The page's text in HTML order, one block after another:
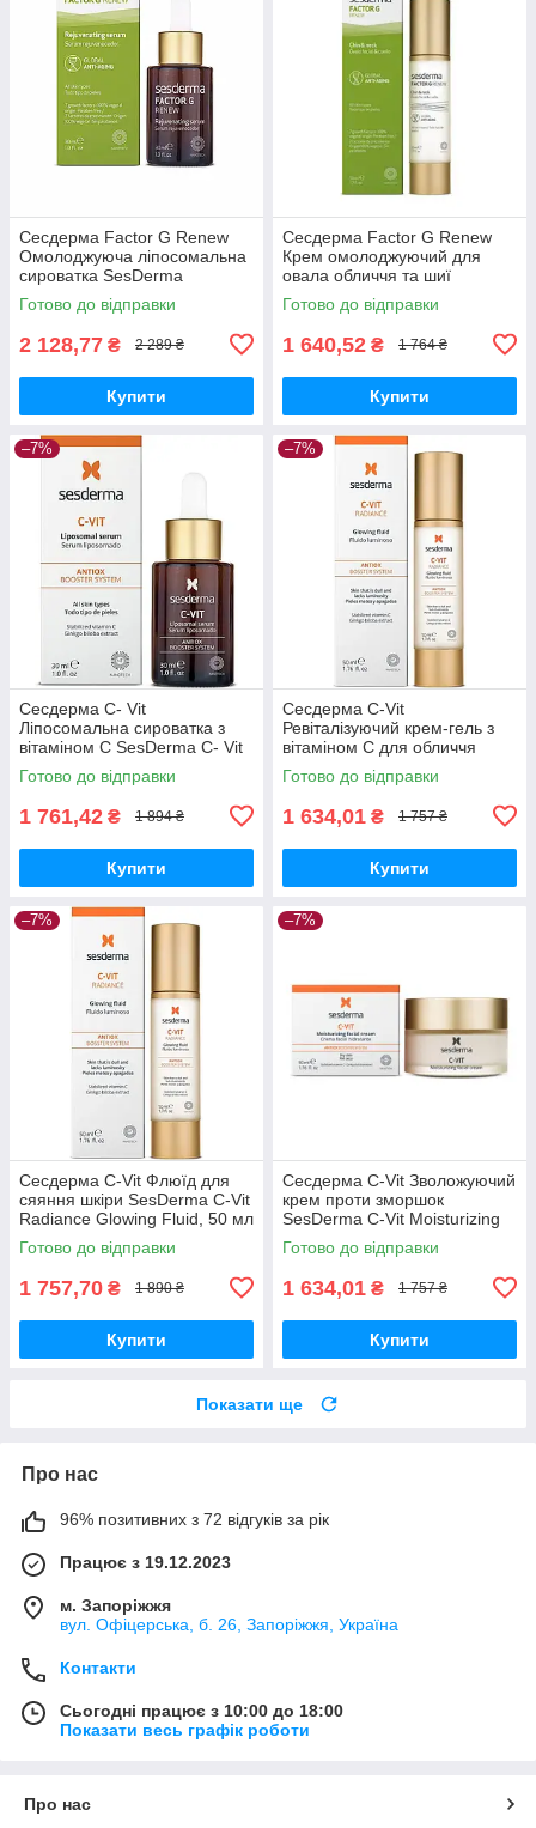
Сесдерма Factor G Renew
Омолоджуюча ліпосомальна
сироватка SesDerma
FACTOR G Loiposomal
Serum, 30 мл
Готово до відправки
2 128,77 ₴ 2 289 ₴
Купити
Сесдерма Factor G Renew
Крем омолоджуючий для
овала обличчя та шиї
SesDerma Factor G Renew
Chin & Neck, 50 мл
Готово до відправки
1 640,52 ₴ 1 764 ₴
Купити
–7%
Сесдерма C- Vit
Ліпосомальна сироватка з
вітаміном C SesDerma C- Vit
Liposomal Serum, 30 мл
Готово до відправки
1 761,42 ₴ 1 894 ₴
Купити
–7%
Сесдерма C-Vit
Ревіталізуючий крем-гель з
вітаміном C для обличчя
SesDerma C-Vit Revitalizing
Cream Gel, 50 мл
Готово до відправки
1 634,01 ₴ 1 757 ₴
Купити
–7%
Сесдерма C-Vit Флюїд для
сяяння шкіри SesDerma C-Vit
Radiance Glowing Fluid, 50 мл
Готово до відправки
1 757,70 ₴ 1 890 ₴
Купити
–7%
Сесдерма C-Vit Зволожуючий
крем проти зморшок
SesDerma C-Vit Moisturizing
Face Cream, 50 мл
Готово до відправки
1 634,01 ₴ 1 757 ₴
Купити
Показати ще
Про нас
96% позитивних з 72 відгуків за рік
Працює з 19.12.2023
м. Запоріжжя
вул. Офіцерська, б. 26, Запоріжжя, Україна
Контакти
Сьогодні працює з 10:00 до 18:00
Показати весь графік роботи
Про нас